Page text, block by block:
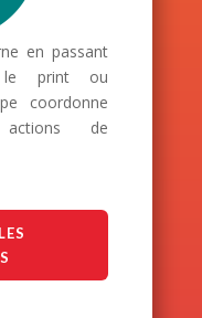
en passant
le print ou
coordonne
de